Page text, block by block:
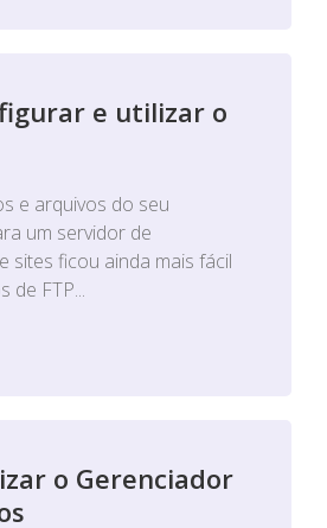
e utilizar o
e arquivos do seu
um servidor de
sites ficou ainda mais fácil
de FTP...
o Gerenciador